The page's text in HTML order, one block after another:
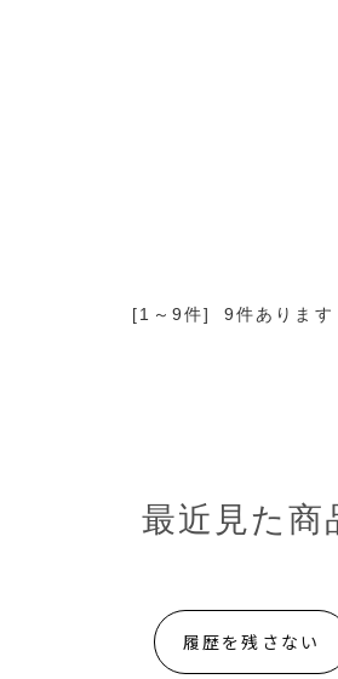
[1～9件] 9件あります
最近見た商
履歴を残さない